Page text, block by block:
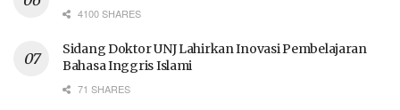
4100 SHARES
Sidang Doktor UNJ Lahirkan Inovasi Pembelajaran
Bahasa Inggris Islami
71 SHARES